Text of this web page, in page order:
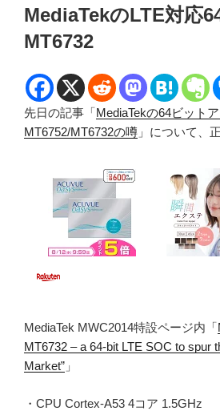
稿
日:
MediaTekのLTE対応
MT6732
先日の記事「MediaTekの64ビット
MT6752/MT6732の噂 」について、
MediaTek MWC2014特設ページ内「
MT6732 – a 64-bit LTE SOC to spur
Market” 」
・CPU Cortex-A53 4コア 1.5GHz